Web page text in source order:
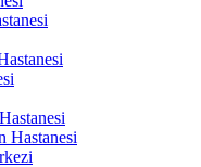
Hastanesi